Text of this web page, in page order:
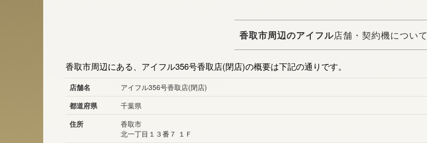
香取市周辺のアイフル店舗・契約機について
香取市周辺にある、アイフル356号香取店(閉店)の概要は下記の通りです。
店舗名
アイフル356号香取店(閉店)
都道府県
千葉県
住所
香取市
北一丁目１３番７ １Ｆ